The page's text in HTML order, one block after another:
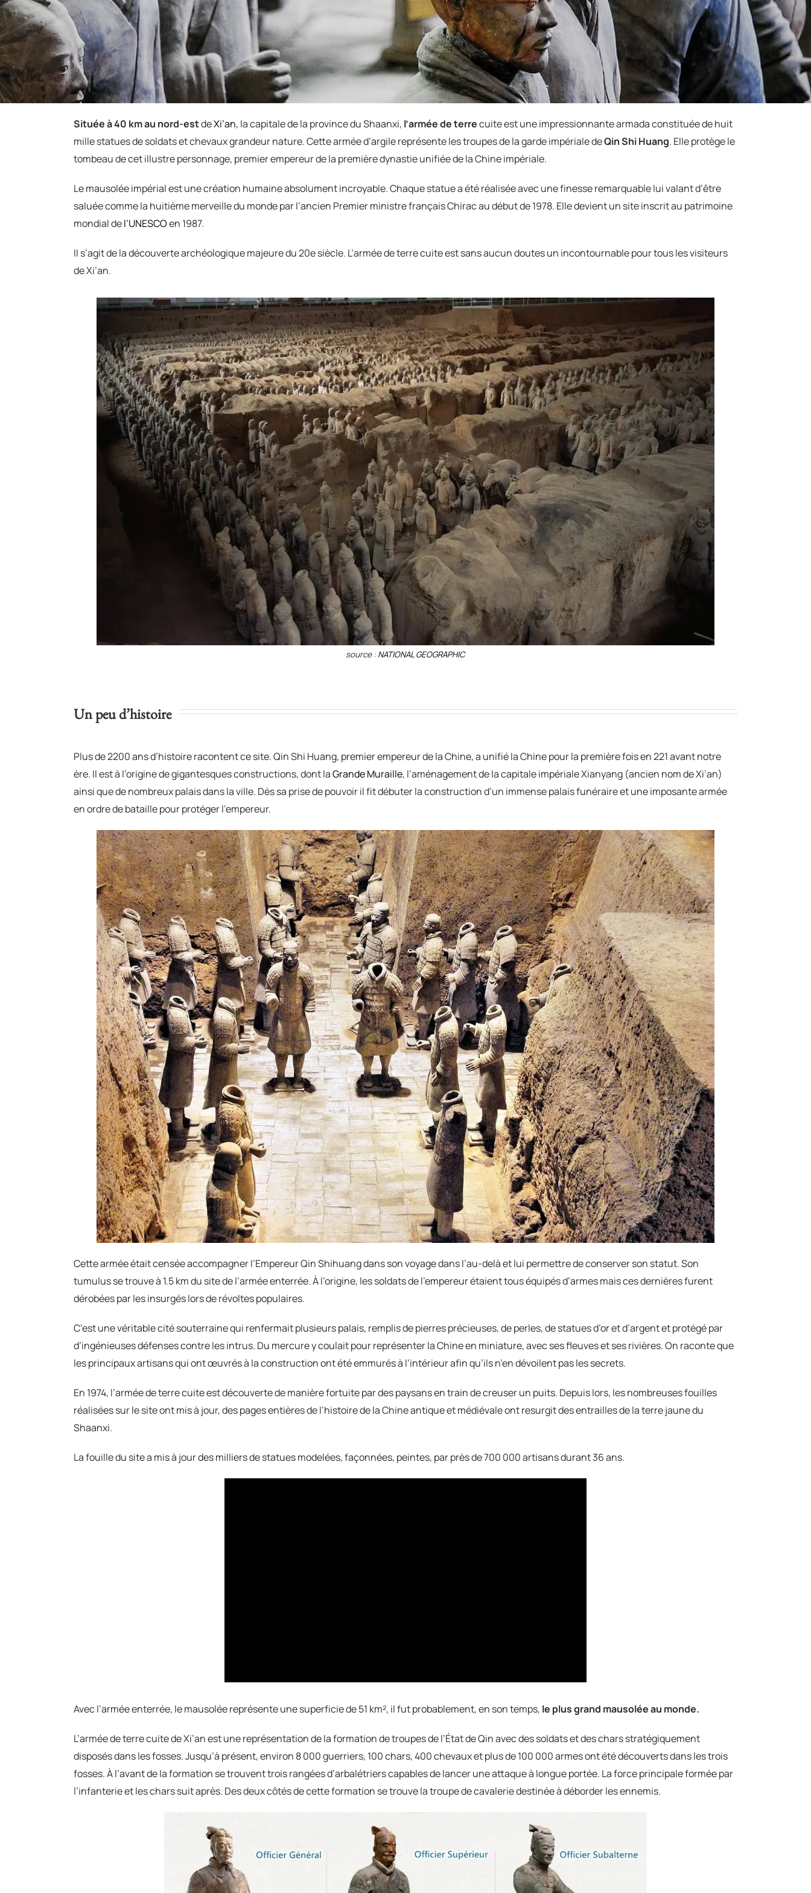
Située à 40 km au nord-estdeXi’an, la capitale de la province du Shaanxi, l’armée de terrecuite est une impressionnante armada constituée de huit
mille statues de soldats et chevaux grandeur nature. Cette armée d’argile représente les troupes de la garde impériale deQin Shi Huang. Elle protège le
tombeau de cet illustre personnage, premier empereur de la première dynastie unifiée de la Chine impériale.
Le mausolée impérial est une création humaine absolument incroyable. Chaque statue a été réalisée avec une finesse remarquable lui valant d’être
saluée comme la huitième merveille du monde par l’ancien Premier ministre français Chirac au début de 1978. Elle devient un site inscrit au patrimoine
mondial del’UNESCOen 1987.
Il s’agit de la découverte archéologique majeure du 20e siècle. L’armée de terre cuite est sans aucun doutes un incontournable pour tous les visiteurs
de Xi’an.
source : NATIONAL GEOGRAPHIC
Un peu d’histoire
Plus de 2200 ans d’histoire racontent ce site. Qin Shi Huang, premier empereur de la Chine, a unifié la Chine pour la première fois en 221 avant notre
ère. Il est à l’origine de gigantesques constructions, dont laGrande Muraille, l’aménagement de la capitale impériale Xianyang (ancien nom de Xi’an)
ainsi que de nombreux palais dans la ville. Dès sa prise de pouvoir il fit débuter la construction d’un immense palais funéraire et une imposante armée
en ordre de bataille pour protéger l’empereur.
Cette armée était censée accompagner l’Empereur Qin Shihuang dans son voyage dans l’au-delà et lui permettre de conserver son statut. Son
tumulus se trouve à 1.5 km du site de l’armée enterrée. À l’origine, les soldats de l’empereur étaient tous équipés d’armes mais ces dernières furent
dérobées par les insurgés lors de révoltes populaires.
C’est une véritable cité souterraine qui renfermait plusieurs palais, remplis de pierres précieuses, de perles, de statues d’or et d’argent et protégé par
d’ingénieuses défenses contre les intrus. Du mercure y coulait pour représenter la Chine en miniature, avec ses fleuves et ses rivières. On raconte que
les principaux artisans qui ont œuvrés à la construction ont été emmurés à l’intérieur afin qu’ils n’en dévoilent pas les secrets.
En 1974, l’armée de terre cuite est découverte de manière fortuite par des paysans en train de creuser un puits. Depuis lors, les nombreuses fouilles
réalisées sur le site ont mis à jour, des pages entières de l’histoire de la Chine antique et médiévale ont resurgit des entrailles de la terre jaune du
Shaanxi.
La fouille du site a mis à jour des milliers de statues modelées, façonnées, peintes, par près de 700 000 artisans durant 36 ans.
Avec l’armée enterrée, le mausolée représente une superficie de 51 km², il fut probablement, en son temps, le plus grand mausolée au monde.
L’armée de terre cuite de Xi’an est une représentation de la formation de troupes de l’État de Qin avec des soldats et des chars stratégiquement
disposés dans les fosses. Jusqu’à présent, environ 8 000 guerriers, 100 chars, 400 chevaux et plus de 100 000 armes ont été découverts dans les trois
fosses. À l’avant de la formation se trouvent trois rangées d’arbalétriers capables de lancer une attaque à longue portée. La force principale formée par
l’infanterie et les chars suit après. Des deux côtés de cette formation se trouve la troupe de cavalerie destinée à déborder les ennemis.